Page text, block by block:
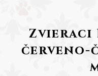
Zvieraci
červeno-černá